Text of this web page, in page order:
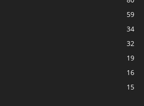
59
34
32
19
16
15